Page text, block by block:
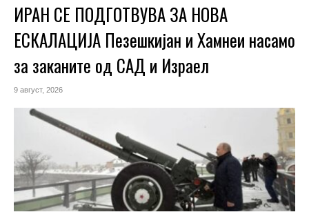
ИРАН СЕ ПОДГОТВУВА ЗА НОВА
ЕСКАЛАЦИЈА Пезешкијан и Хамнеи насамо
за заканите од САД и Израел
9 август, 2026